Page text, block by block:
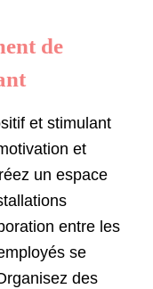
de
et stimulant
et
un espace
entre les
se
des